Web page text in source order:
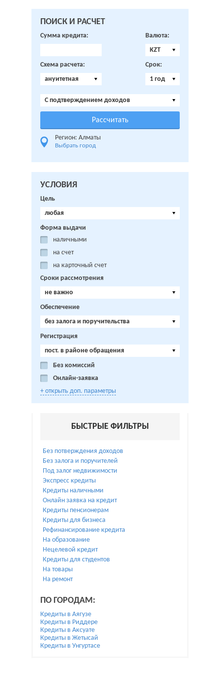
ПОИСК И РАСЧЕТ
Сумма кредита:
Валюта:
KZT
Схема расчета:
ануитетная
Срок:
1 год
C подтверждением доходов
Регион: Алматы
Выбрать город
УСЛОВИЯ
Цель
любая
Форма выдачи
наличными
на счет
на карточный счет
Сроки рассмотрения
не важно
Обеспечение
без залога и поручительства
Регистрация
пост. в районе обращения
Без комиссий
Онлайн-заявка
+ открыть доп. параметры
БЫСТРЫЕ ФИЛЬТРЫ
Без потверждения доходов
Без залога и поручителей
Под залог недвижимости
Экспресс кредиты
Кредиты наличными
Онлайн заявка на кредит
Кредиты пенсионерам
Кредиты для бизнеса
Рефинансирование кредита
На образование
Нецелевой кредит
Кредиты для студентов
На товары
На ремонт
ПО ГОРОДАМ:
Кредиты в Аягузе
Кредиты в Риддере
Кредиты в Аксуате
Кредиты в Жетысай
Кредиты в Унгуртасе